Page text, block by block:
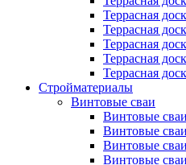
Террасная
Террасная
Террасная
Террасная
Террасная
Стройматериалы
Винтовые сваи
Винтовые
Винтовые
Винтовые
Винтовые